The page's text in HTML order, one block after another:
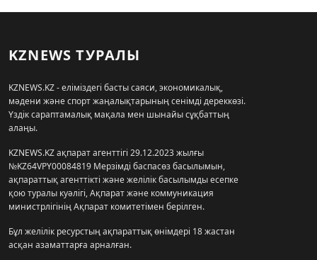
KZNEWS ТУРАЛЫ
KZNEWS.KZ - еліміздегі басты саяси, экономикалық,
мәдени және спорт жаңалықтарының сенімді дереккөзі.
Үздік сараптамалық мақала мен шынайы сұқбаттың
алаңы.
KZNEWS.KZ ақпарат агенттігі 29.12.2023 жылғы
№KZ64VPY00084819 Мерзімді баспасөз басылымын,
ақпараттық агенттікті және желілік басылымды есепке
қою туралы куәлігі, Ақпарат және коммуникация
министрлігінің Ақпарат комитетімен берілген.
Бұл желілік ресурстың ақпараттық өнімдері 18 жастан
асқан азаматтарға арналған.